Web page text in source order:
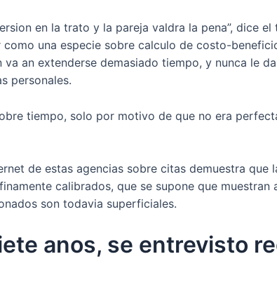
en la trato y la pareja valdra la pena”, dice
una especie sobre calculo de costo-
an extenderse demasiado tiempo, y nunca le
personales.
tiempo, solo por motivo de que no era
de estas agencias sobre citas demuestra que
calibrados, que se supone que muestran
son todavia superficiales.
anos, se entrevisto